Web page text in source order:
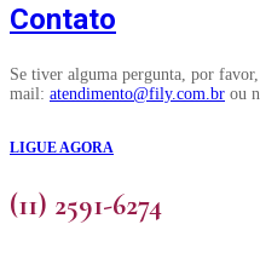
Contato
Se tiver alguma pergunta, por
mail: atendimento@fily.com.br ou
LIGUE AGORA
(11) 2591-6274